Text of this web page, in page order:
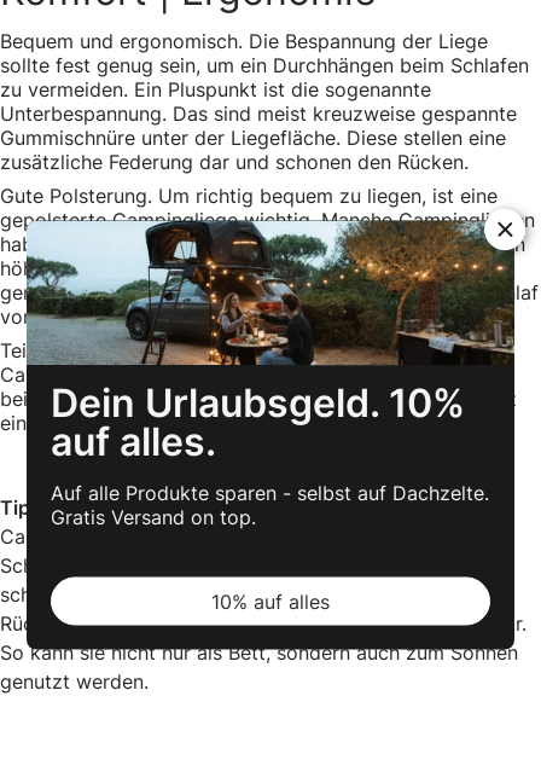
Bequem und ergonomisch. Die Bespannung der Liege
sollte fest genug sein, um ein Durchhängen beim Schlafen
zu vermeiden. Ein Pluspunkt ist die sogenannte
Unterbespannung. Das sind meist kreuzweise gespannte
Gummischnüre unter der Liegefläche. Diese stellen eine
zusätzliche Federung dar und schonen den Rücken.
Gute Polsterung. Um richtig bequem zu liegen, ist eine
gepolsterte Campingliege wichtig. Manche Campingliegen
haben spezielle Polster eingearbeitet, die an den Rändern
höher sind. Diese Modelle werden auch Karpfenliegen
genannt und verhindern, dass du in einem unruhigen Schlaf
von der Liege fällst.
Teilweise sind auch Kissen eingearbeitet. Bei qeedo-
Campingliegen kannst du die integrierte Kissentasche
beispielsweise mit einer Jacke oder einem Pullover ganz
einfach zum Kissen umfunktionieren.
Tipp: Für eine zusätzliche Polsterung eignet sich eine
Campingmatte oder Isomatte auf der Campingliege. Ein
Schlafsack hält dich außerdem kuschelig warm. So
schläfst du angenehm weich. Eine verstellbare
Rückenlehne macht die Liege zudem vielseitig einsetzbar.
So kann sie nicht nur als Bett, sondern auch zum Sonnen
genutzt werden.
Dein Urlaubsgeld. 10%
auf alles.
Auf alle Produkte sparen - selbst auf Dachzelte.
Gratis Versand on top.
10% auf alles